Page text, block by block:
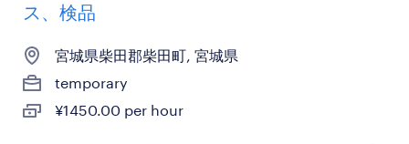
ス、検品
宮城県柴田郡柴田町, 宮城県
temporary
¥1450.00 per hour